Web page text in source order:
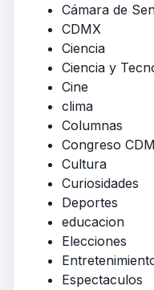
Cámara de
CDMX
Ciencia
Ciencia y
Cine
clima
Columnas
Congreso
Cultura
Curiosidades
Deportes
educacion
Elecciones
Espectaculos